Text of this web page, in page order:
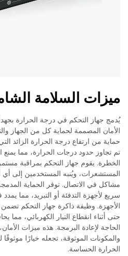
ميزات السلامة
الأمان المصممة لحماية كل من الجهاز
حماية من ارتفاع درجة الحرارة الزائد
تم تجاوز حدود درجات الحرارة، مما يمنع
الخطرة. يقوم جهاز التحكم بمراقبة
المستشعرات، ويُنبه المستخدمين إلى
مشاكل في الاتصال. توفر الحماية
سريع لأجهزة التدفئة أو التبريد، مما
الأجهزة. وظيفة ذاكرة جهاز التحكم تضمن
حتى أثناء انقطاع التيار الكهربائي،
الحاجة لإعادة البرمجة. هذه ميزات
والمكونات الموثوقة، تجعله خيارًا
الحرارة الحساسة.